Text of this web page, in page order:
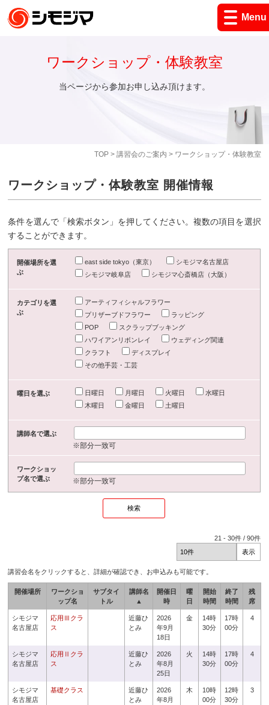
Menu
TOP> 講習会のご案内 > ワークショップ・体験教室
ワークショップ・体験教室
当ページから参加お申し込み頂けます。
ワークショップ・体験教室 開催情報
条件を選んで「検索ボタン」を押してください。複数の項目を選択
することができます。
開催場所を選
ぶ
east side tokyo（東京）
シモジマ名古屋店
シモジマ岐阜店
シモジマ心斎橋店（大阪）
カテゴリを選
ぶ
アーティフィシャルフラワー
プリザーブドフラワー
ラッピング
POP
スクラップブッキング
ハワイアンリボンレイ
ウェディング関連
クラフト
ディスプレイ
その他手芸・工芸
曜日を選ぶ 日曜日 月曜日 火曜日
水曜日
木曜日
金曜日 土曜日
講師名で選ぶ
※部分一致可
ワークショッ
プ名で選ぶ
※部分一致可
21 -30件 /90件
講習会名をクリックすると、詳細が確認でき、お申込みも可能です。
開催場所
ワークショ
ップ名
サブタイ
トル
講師名
▲
開催日
時
曜
日
開始
時間
終了
時間
残
席
シモジマ
名古屋店
応用Ⅲクラ
ス
近藤ひ
とみ
2026
年9月
18日
金
14時
30分
17時
00分
4
シモジマ
名古屋店
応用Ⅱクラ
ス
近藤ひ
とみ
2026
年8月
25日
火
14時
30分
17時
00分
4
シモジマ
名古屋店
基礎クラス
近藤ひ
とみ
2026
年8月
木
10時
00分
12時
30分
3